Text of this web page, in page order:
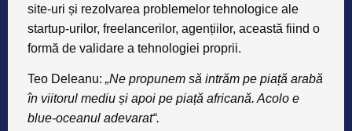
site-uri și rezolvarea problemelor tehnologice ale
startup-urilor, freelancerilor, agențiilor, această fiind o
formă de validare a tehnologiei proprii.
Teo Deleanu: „Ne propunem să intrăm pe piață arabă
în viitorul mediu și apoi pe piață africană. Acolo e
blue-oceanul adevarat“.